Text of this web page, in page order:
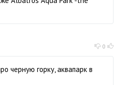
0
черную горку, аквапарк в